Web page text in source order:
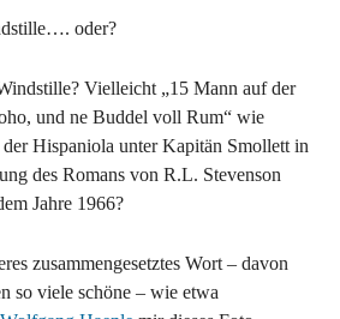
oder?
Vielleicht „15 Mann auf der
und ne Buddel voll Rum“ wie
Hispaniola unter Kapitän Smollett in
des Romans von R.L. Stevenson
Jahre 1966?
zusammengesetztes Wort – davon
so viele schöne – wie etwa